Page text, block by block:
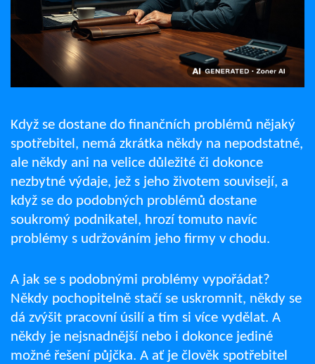
Když se dostane do finančních problémů nějaký
spotřebitel, nemá zkrátka někdy na nepodstatné,
ale někdy ani na velice důležité či dokonce
nezbytné výdaje, jež s jeho životem souvisejí, a
když se do podobných problémů dostane
soukromý podnikatel, hrozí tomuto navíc
problémy s udržováním jeho firmy v chodu.
A jak se s podobnými problémy vypořádat?
Někdy pochopitelně stačí se uskromnit, někdy se
dá zvýšit pracovní úsilí a tím si více vydělat. A
někdy je nejsnadnější nebo i dokonce jediné
možné řešení půjčka. A ať je člověk spotřebitel